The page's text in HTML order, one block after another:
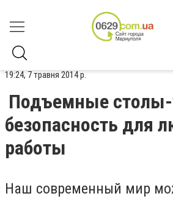
19:24, 7 травня 2014 р.
Подъемные столы-
безопасность для
работы
Наш современный мир